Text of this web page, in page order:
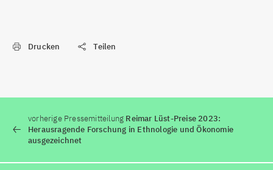
Drucken Teilen
vorherige Pressemitteilung Reimar Lüst-Preise 2023:
Herausragende Forschung in Ethnologie und Ökonomie
ausgezeichnet